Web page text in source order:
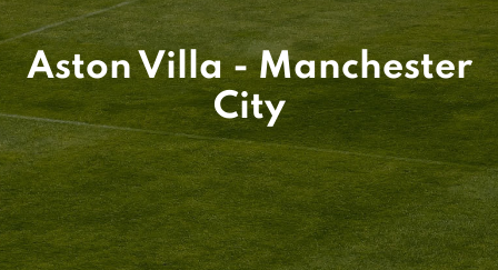
Aston Villa - Manchester
City